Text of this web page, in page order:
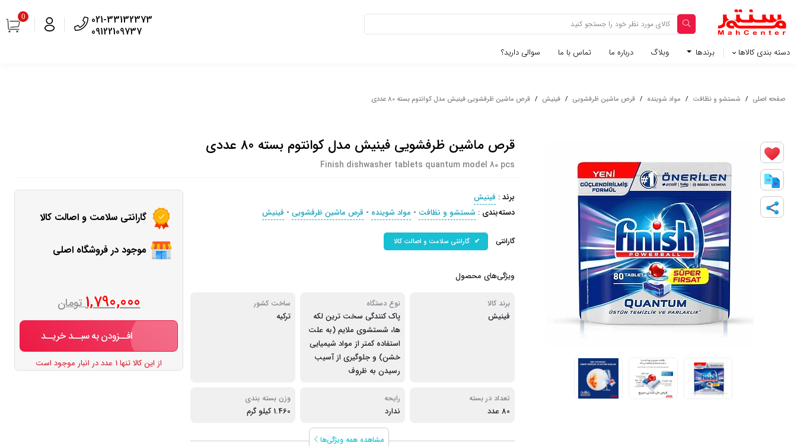
021-33132373
09122109737
0
دسته بندی کالاها برندها وبلاگ‌ درباره ما تماس با ما سوالی دارید؟
صفحه اصلی / شستشو و نظافت / مواد شوینده / قرص ماشین ظرفشویی / فینیش / قرص ماشین ظرفشویی فینیش مدل کوانتوم بسته 80 عددی
قرص ماشین ظرفشویی فینیش مدل کوانتوم بسته 80 عددی
Finish dishwasher tablets quantum model 80 pcs
برند: فینیش
دسته‌بندی : شستشو و نظافت - مواد شوینده - قرص ماشین ظرفشویی - فینیش
گارانتی گارانتی سلامت و اصالت کالا
ویژگی‌های محصول
برند کالا
فینیش
نوع دستگاه
پاک کنندگی سخت ترین لکه
ها، شستشوی ملایم (به علت
استفاده کمتر از مواد شیمیایی
خشن) و جلوگیری از آسیب
رسیدن به ظروف
ساخت کشور
ترکیه
تعداد در بسته
80 عدد
رایحه
ندارد
وزن بسته بندی
1.460 کیلو گرم
مشاهده همه ویژگی‌ها
گارانتی سلامت و اصالت کالا
موجود در فروشگاه اصلی
1,790,000تومان
افــزودن به سبــد خریــد
از این کالا تنها 1 عدد در انبار موجود است